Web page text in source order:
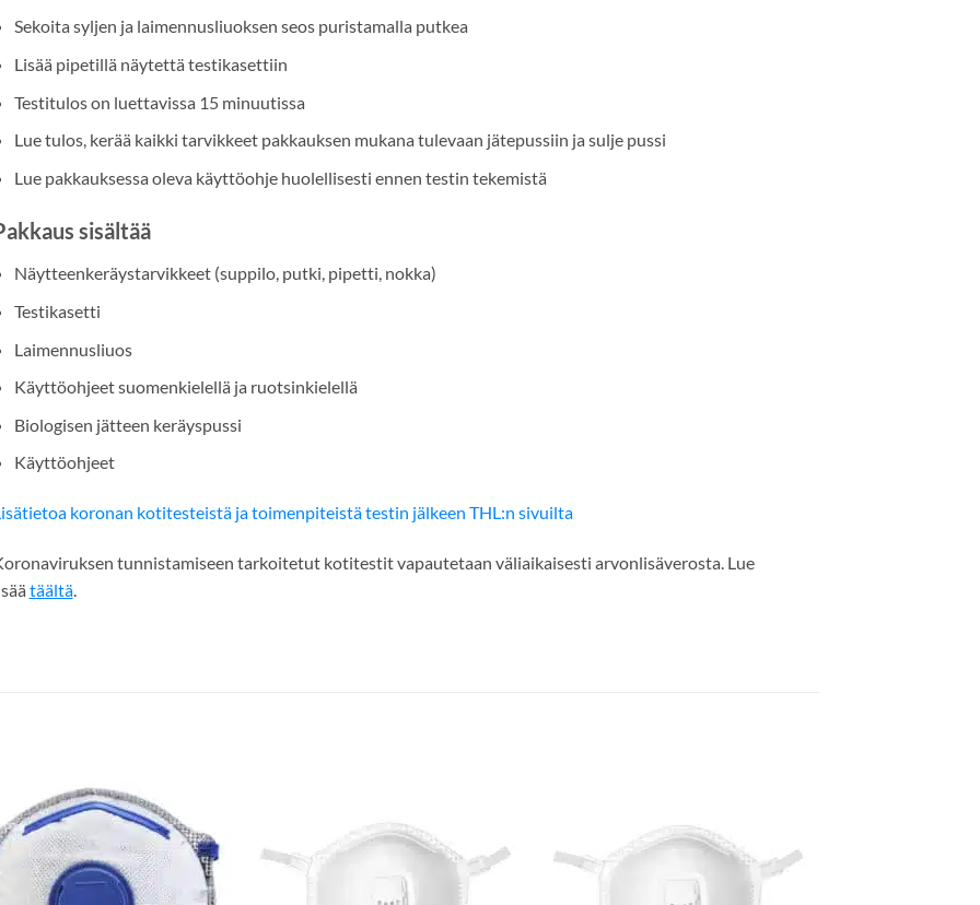
Sekoita syljen ja laimennusliuoksen seos puristamalla putkea
Lisää pipetillä näytettä testikasettiin
Testitulos on luettavissa 15 minuutissa
Lue tulos, kerää kaikki tarvikkeet pakkauksen mukana tulevaan jätepussiin ja sulje pussi
Lue pakkauksessa oleva käyttöohje huolellisesti ennen testin tekemistä
sisältää
Näytteenkeräystarvikkeet (suppilo, putki, pipetti, nokka)
Testikasetti
Laimennusliuos
Käyttöohjeet suomenkielellä ja ruotsinkielellä
Biologisen jätteen keräyspussi
Käyttöohjeet
koronan kotitesteistä ja toimenpiteistä testin jälkeen THL:n sivuilta
tunnistamiseen tarkoitetut kotitestit vapautetaan väliaikaisesti arvonlisäverosta. Lue
täältä.